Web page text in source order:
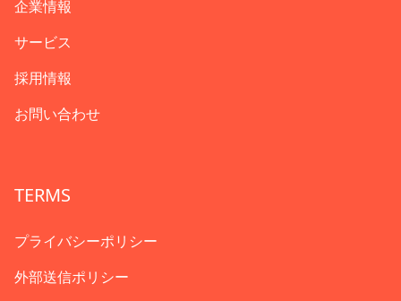
企業情報
サービス
採用情報
お問い合わせ
TERMS
プライバシーポリシー
外部送信ポリシー